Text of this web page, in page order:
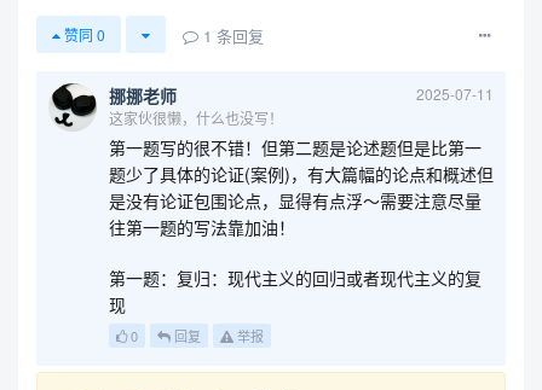
赞同 0 1 条回复
挪挪老师
2025-07-11
这家伙很懒，什么也没写！
第一题写的很不错！但第二题是论述题但是比第一
题少了具体的论证(案例)，有大篇幅的论点和概述但
是没有论证包围论点，显得有点浮～需要注意尽量
往第一题的写法靠加油！
第一题：复归：现代主义的回归或者现代主义的复
现
0 回复 举报